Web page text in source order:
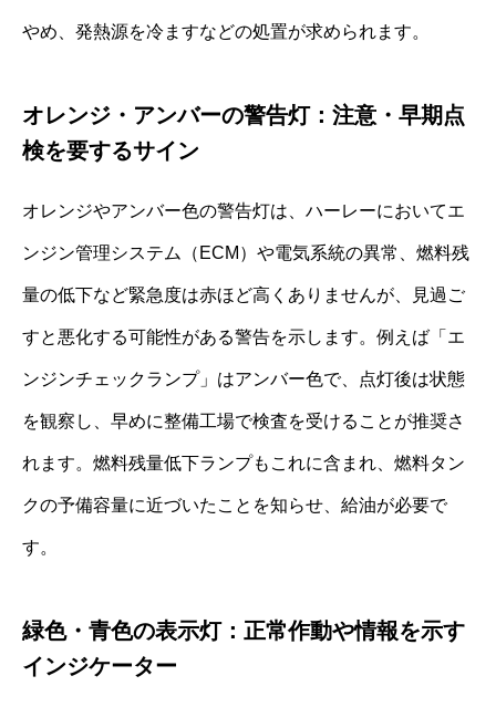
やめ、発熱源を冷ますなどの処置が求められます。
オレンジ・アンバーの警告灯：注意・早期点
検を要するサイン
オレンジやアンバー色の警告灯は、ハーレーにおいてエ
ンジン管理システム（ECM）や電気系統の異常、燃料残
量の低下など緊急度は赤ほど高くありませんが、見過ご
すと悪化する可能性がある警告を示します。例えば「エ
ンジンチェックランプ」はアンバー色で、点灯後は状態
を観察し、早めに整備工場で検査を受けることが推奨さ
れます。燃料残量低下ランプもこれに含まれ、燃料タン
クの予備容量に近づいたことを知らせ、給油が必要で
す。
緑色・青色の表示灯：正常作動や情報を示す
インジケーター